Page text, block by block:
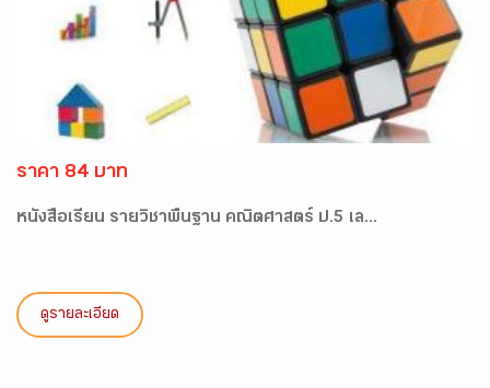
ราคา 84 บาท
หนังสือเรียน รายวิชาพื้นฐาน คณิตศาสตร์ ป.5 เล...
ดูรายละเอียด